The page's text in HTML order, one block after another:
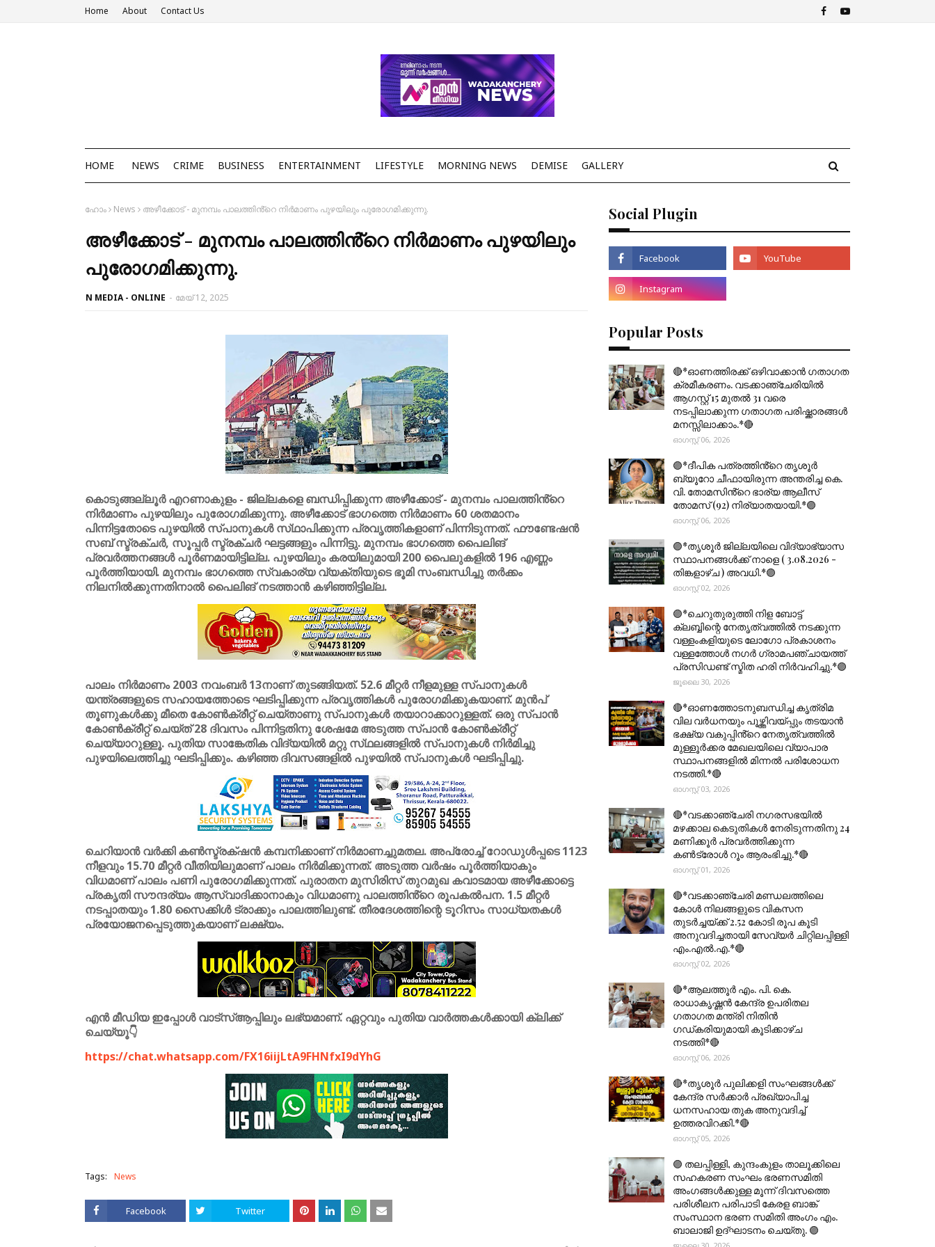
Home About Contact Us
HOME NEWS CRIME BUSINESS ENTERTAINMENT LIFESTYLE MORNING NEWS DEMISE GALLERY
ഹോം News അഴീക്കോട് - മുനമ്പം പാലത്തിൻ്റെ നിർമാണം പുഴയിലും പുരോഗമിക്കുന്നു.
അഴീക്കോട് - മുനമ്പം പാലത്തിൻ്റെ നിർമാണം പുഴയിലും
പുരോഗമിക്കുന്നു.
N MEDIA - ONLINE - മേയ് 12, 2025
കൊടുങ്ങല്ലൂർ എറണാകുളം - ജില്ലകളെ ബന്ധിപ്പിക്കുന്ന അഴീക്കോട് - മുനമ്പം പാലത്തിൻ്റെ
നിർമാണം പുഴയിലും പുരോഗമിക്കുന്നു. അഴീക്കോട് ഭാഗത്തെ നിർമാണം 60 ശതമാനം
പിന്നിട്ടതോടെ പുഴയിൽ സ്‌പാനുകൾ സ്‌ഥാപിക്കുന്ന പ്രവൃത്തികളാണ് പിന്നിടുന്നത്. ഫൗണ്ടേഷൻ
സബ് സ്ട്രക്‌ചർ, സൂപ്പർ സ്ട്രക്‌ചർ ഘട്ടങ്ങളും പിന്നിട്ടു. മുനമ്പം ഭാഗത്തെ പൈലിങ്
പ്രവർത്തനങ്ങൾ പൂർണമായിട്ടില്ല. പുഴയിലും കരയിലുമായി 200 പൈലുകളിൽ 196 എണ്ണം
പൂർത്തിയായി. മുനമ്പം ഭാഗത്തെ സ്വകാര്യ വ്യക്തിയുടെ ഭൂമി സംബന്ധിച്ചു തർക്കം
നിലനിൽക്കുന്നതിനാൽ പൈലിങ് നടത്താൻ കഴിഞ്ഞിട്ടില്ല.
പാലം നിർമാണം 2003 നവംബർ 13നാണ് തുടങ്ങിയത്. 52.6 മീറ്റർ നീളമുള്ള സ്‌പാനുകൾ
യന്ത്രങ്ങളുടെ സഹായത്തോടെ ഘടിപ്പിക്കുന്ന പ്രവൃത്തികൾ പുരോഗമിക്കുകയാണ്. മുൻപ്
തൂണുകൾക്കു മീതെ കോൺക്രീറ്റ് ചെയ്‌താണു സ്‌പാനുകൾ തയാറാക്കാറുള്ളത്. ഒരു സ്‌പാൻ
കോൺക്രീറ്റ് ചെയ്ത് 28 ദിവസം പിന്നിട്ടതിനു ശേഷമേ അടുത്ത സ്‌പാൻ കോൺക്രീറ്റ്
ചെയ്യാറുള്ളൂ. പുതിയ സാങ്കേതിക വിദ്യയിൽ മറ്റു സ്‌ഥലങ്ങളിൽ സ്പാനുകൾ നിർമിച്ചു
പുഴയിലെത്തിച്ചു ഘടിപ്പിക്കും. കഴിഞ്ഞ ദിവസങ്ങളിൽ പുഴയിൽ സ്‌പാനുകൾ ഘടിപ്പിച്ചു.
ചെറിയാൻ വർക്കി കൺസ്ട്രക്‌ഷൻ കമ്പനിക്കാണ് നിർമാണച്ചുമതല. അപ്രോച്ച് റോഡുൾപ്പടെ 1123
നീളവും 15.70 മീറ്റർ വീതിയിലുമാണ് പാലം നിർമിക്കുന്നത്. അടുത്ത വർഷം പൂർത്തിയാകും
വിധമാണ് പാലം പണി പുരോഗമിക്കുന്നത്. പുരാതന മുസിരിസ് തുറമുഖ കവാടമായ അഴീക്കോട്ടെ
പ്രകൃതി സൗന്ദര്യം ആസ്വാദിക്കാനാകും വിധമാണു പാലത്തിൻ്റെ രൂപകൽപന. 1.5 മീറ്റർ
നടപ്പാതയും 1.80 സൈക്കിൾ ട്രാക്കും പാലത്തിലുണ്ട്. തീരദേശത്തിന്റെ ടൂറിസം സാധ്യതകൾ
പ്രയോജനപ്പെടുത്തുകയാണ് ലക്ഷ്യം.
എൻ മീഡിയ ഇപ്പോൾ വാട്സ്ആപ്പിലും ലഭ്യമാണ്. ഏറ്റവും പുതിയ വാർത്തകൾക്കായി ക്ലിക്ക്
ചെയ്യൂ👇
https://chat.whatsapp.com/FX16iijLtA9FHNfxI9dYhG
Tags: News
Facebook Twitter
Social Plugin
Popular Posts
🔴*ഓണത്തിരക്ക് ഒഴിവാക്കാൻ ഗതാഗത
ക്രമീകരണം. വടക്കാഞ്ചേരിയിൽ
ആഗസ്റ്റ് 15 മുതല്‍ 31 വരെ
നടപ്പിലാക്കുന്ന ഗതാഗത പരിഷ്ക്കാരങ്ങൾ
മനസ്സിലാക്കാം.*🔴
ഓഗസ്റ്റ് 06, 2026
🟣*ദീപിക പത്രത്തിൻ്റെ തൃശൂർ
ബ്യൂറോ ചീഫായിരുന്ന അന്തരിച്ച കെ.
വി. തോമസിൻ്റെ ഭാര്യ ആലീസ്
തോമസ് (92) നിര്യാതയായി.*🟣
ഓഗസ്റ്റ് 06, 2026
🟣*തൃശൂര്‍ ജില്ലയിലെ വിദ്യാഭ്യാസ
സ്ഥാപനങ്ങൾക്ക് നാളെ ( 3.08.2026 -
തിങ്കളാഴ്ച ) അവധി.*🟣
ഓഗസ്റ്റ് 02, 2026
🟣*ചെറുതുരുത്തി നിള ബോട്ട്
ക്ലബ്ബിന്റെ നേതൃത്വത്തിൽ നടക്കുന്ന
വള്ളംകളിയുടെ ലോഗോ പ്രകാശനം
വള്ളത്തോൾ നഗർ ഗ്രാമപഞ്ചായത്ത്
പ്രസിഡണ്ട് സ്മിത ഹരി നിർവഹിച്ചു.*🟣
ജൂലൈ 30, 2026
🔴*ഓണത്തോടനുബന്ധിച്ച കൃത്രിമ
വില വർധനയും പൂഴ്ത്തിവയ്പ്പും തടയാൻ
ഭക്ഷ്യ വകുപ്പിൻ്റെ നേതൃത്വത്തിൽ
മുള്ളൂർക്കര മേഖലയിലെ വ്യാപാര
സ്ഥാപനങ്ങളിൽ മിന്നൽ പരിശോധന
നടത്തി.*🔴
ഓഗസ്റ്റ് 03, 2026
🔴*വടക്കാഞ്ചേരി നഗരസഭയിൽ
മഴക്കാല കെടുതികൾ നേരിടുന്നതിനു 24
മണിക്കൂർ പ്രവർത്തിക്കുന്ന
കൺട്രോൾ റൂം ആരംഭിച്ചു.*🔴
ഓഗസ്റ്റ് 01, 2026
🔴*വടക്കാഞ്ചേരി മണ്ഡലത്തിലെ
കോൾ നിലങ്ങളുടെ വികസന
തുടർച്ചയ്ക്ക് 2.52 കോടി രൂപ കൂടി
അനുവദിച്ചതായി സേവ്യർ ചിറ്റിലപ്പിള്ളി
എം.എൽ.എ.*🔴
ഓഗസ്റ്റ് 02, 2026
🔴*ആലത്തൂർ എം. പി. കെ.
രാധാകൃഷ്ണൻ കേന്ദ്ര ഉപരിതല
ഗതാഗത മന്ത്രി നിതിൻ
ഗഡ്കരിയുമായി കൂടിക്കാഴ്ച
നടത്തി*🔴
ഓഗസ്റ്റ് 06, 2026
🔴*തൃശൂര്‍ പുലിക്കളി സംഘങ്ങള്‍ക്ക്
കേന്ദ്ര സര്‍ക്കാര്‍ പ്രഖ്യാപിച്ച
ധനസഹായ തുക അനുവദിച്ച്
ഉത്തരവിറക്കി.*🔴
ഓഗസ്റ്റ് 05, 2026
🟣 തലപ്പിള്ളി, കുന്ദംകുളം താലൂക്കിലെ
സഹകരണ സംഘം ഭരണസമിതി
അംഗങ്ങൾക്കുള്ള മൂന്ന് ദിവസത്തെ
പരിശീലന പരിപാടി കേരള ബാങ്ക്
സംസ്ഥാന ഭരണ സമിതി അംഗം എം.
ബാലാജി ഉദ്ഘാടനം ചെയ്തു. 🟣